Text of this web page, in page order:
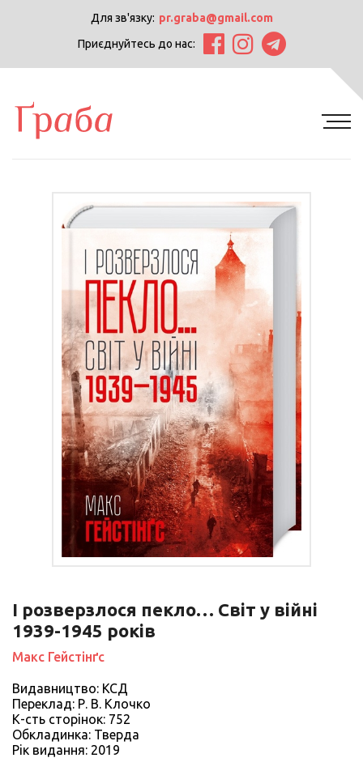
Для зв'язку: pr.graba@gmail.com
Приєднуйтесь до нас:
І розверзлося пекло… Світ у війні
1939-1945 років
Макс Гейстінґс
Видавництво: КСД
Переклад: Р. В. Клочко
К-сть сторiнок: 752
Обкладинка: Тверда
Рiк видання: 2019